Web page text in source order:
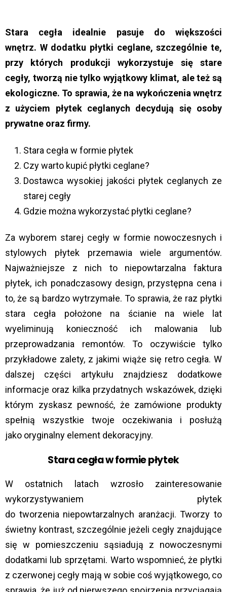
Stara cegła idealnie pasuje do większości
wnętrz. W dodatku płytki ceglane, szczególnie te,
przy których produkcji wykorzystuje się stare
cegły, tworzą nie tylko wyjątkowy klimat, ale też są
ekologiczne. To sprawia, że na wykończenia wnętrz
z użyciem płytek ceglanych decydują się osoby
prywatne oraz firmy.
Stara cegła w formie płytek
Czy warto kupić płytki ceglane?
Dostawca wysokiej jakości płytek ceglanych ze
starej cegły
Gdzie można wykorzystać płytki ceglane?
Za wyborem starej cegły w formie nowoczesnych i
stylowych płytek przemawia wiele argumentów.
Najważniejsze z nich to niepowtarzalna faktura
płytek, ich ponadczasowy design, przystępna cena i
to, że są bardzo wytrzymałe. To sprawia, że raz płytki
stara cegła położone na ścianie na wiele lat
wyeliminują konieczność ich malowania lub
przeprowadzania remontów. To oczywiście tylko
przykładowe zalety, z jakimi wiąże się retro cegła. W
dalszej części artykułu znajdziesz dodatkowe
informacje oraz kilka przydatnych wskazówek, dzięki
którym zyskasz pewność, że zamówione produkty
spełnią wszystkie twoje oczekiwania i posłużą
jako oryginalny element dekoracyjny.
Stara cegła w formie płytek
W ostatnich latach wzrosło zainteresowanie
wykorzystywaniem płytek
do tworzenia niepowtarzalnych aranżacji. Tworzy to
świetny kontrast, szczególnie jeżeli cegły znajdujące
się w pomieszczeniu sąsiadują z nowoczesnymi
dodatkami lub sprzętami. Warto wspomnieć, że płytki
z czerwonej cegły mają w sobie coś wyjątkowego, co